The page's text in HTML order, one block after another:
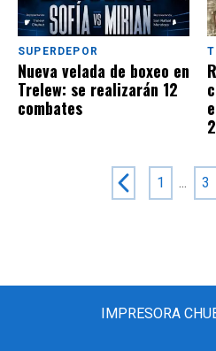
SUPERDEPOR
Nueva velada de boxeo en
Trelew: se realizarán 12
combates
1 ... 3
IMPRESORA